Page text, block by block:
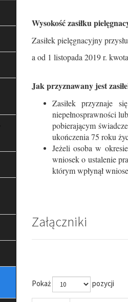
Wysokość zasiłku
Zasiłek pielęgnacyjny
a od 1 listopada 2019 r.
Jak przyznawany jest
Zasiłek przyznaje
niepełnosprawności
pobierającym
ukończenia 75 roku
Jeżeli osoba w
wniosek o ustalenie
którym wpłynął
Załączniki
Pokaż pozycji